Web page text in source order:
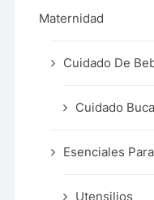
Maternidad
Cuidado De
Cuidado
Esenciales
Utensilios